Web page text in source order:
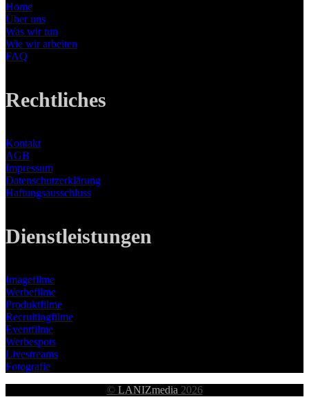
Home
Über uns
Was wir tun
Wie wir arbeiten
FAQ
Rechtliches
Kontakt
AGB
Impressum
Datenschutzerklärung
Haftungsausschluss
Dienstleistungen
Imagefilme
Werbefilme
Produktfilme
Recruitingfilme
Eventfilme
Werbespots
Livestreams
Fotografie
© LANIZmedia 2026